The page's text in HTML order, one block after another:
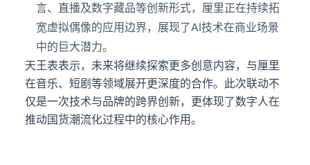
言、直播及数字藏品等创新形式，厘里正在持续拓
宽虚拟偶像的应用边界，展现了AI技术在商业场景
中的巨大潜力。
天王表表示，未来将继续探索更多创意内容，与厘里
在音乐、短剧等领域展开更深度的合作。此次联动不
仅是一次技术与品牌的跨界创新，更体现了数字人在
推动国货潮流化过程中的核心作用。